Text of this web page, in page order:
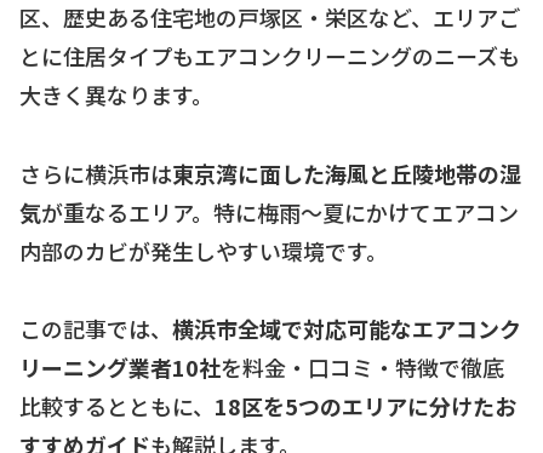
区、歴史ある住宅地の戸塚区・栄区など、エリアご
とに住居タイプもエアコンクリーニングのニーズも
大きく異なります。
さらに横浜市は東京湾に面した海風と丘陵地帯の湿
気が重なるエリア。特に梅雨〜夏にかけてエアコン
内部のカビが発生しやすい環境です。
この記事では、 横浜市全域で対応可能なエアコンク
リーニング業者10社を料金・口コミ・特徴で徹底
比較するとともに、 18区を5つのエリアに分けたお
すすめガイドも解説します。